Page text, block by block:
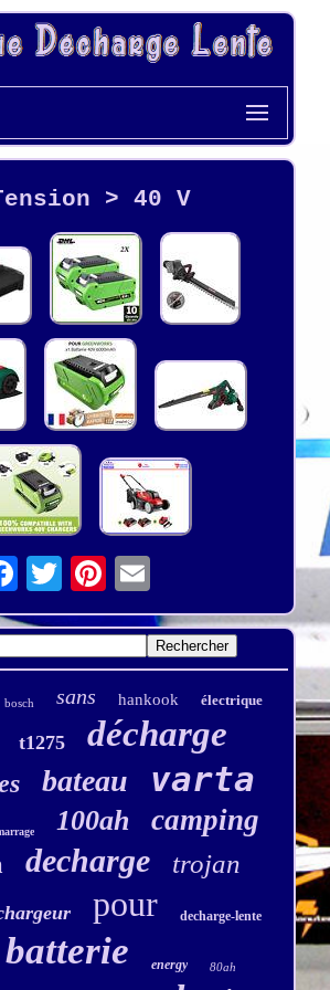
> 40 V
bosch sans hankook électrique
t1275 décharge
bateau varta
100ah camping
decharge trojan
pour decharge-lente
batterie energy 80ah